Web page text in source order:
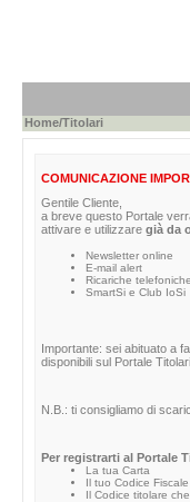
Home/Titolari
COMUNICAZIONE
Gentile Cliente,
a breve questo Portale
attivare e utilizzare già da
Newsletter online
E-mail alert
Ricariche telefoniche
SmartSi e Club IoSi
Importante: sei abituato a
disponibili sul Portale
N.B.: ti consigliamo di
Per registrarti al Portale
La tua Carta
Il tuo Codice Fiscale
Il Codice titolare